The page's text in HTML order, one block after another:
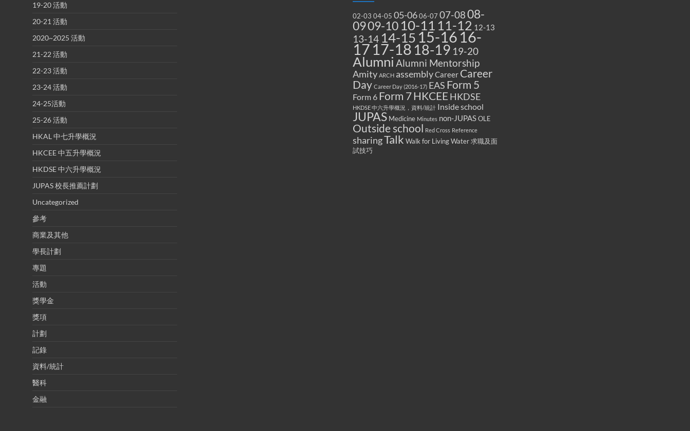
19-20 活動
20-21 活動
2020~2025 活動
21-22 活動
22-23 活動
23-24 活動
24-25活動
25-26 活動
HKAL 中七升學概況
HKCEE 中五升學概況
HKDSE 中六升學概況
JUPAS 校長推薦計劃
Uncategorized
參考
商業及其他
學長計劃
專題
活動
獎學金
獎項
計劃
記錄
資料/統計
醫科
金融
02-03 04-05 05-0606-07 07-0808-
0909-10 10-11 11-12 12-13
13-14 14-15 15-16 16-
17 17-18 18-19 19-20
Alumni Alumni Mentorship
Amity ARCH assemblyCareer Career
Day Career Day (2016-17) EAS Form 5
Form 6 Form 7HKCEE HKDSE
HKDSE 中六升學概況，資料/統計 Inside school
JUPAS Medicine Minutes non-JUPASOLE
Outside school Red Cross Reference
sharingTalk Walk for Living Water求職及面
試技巧